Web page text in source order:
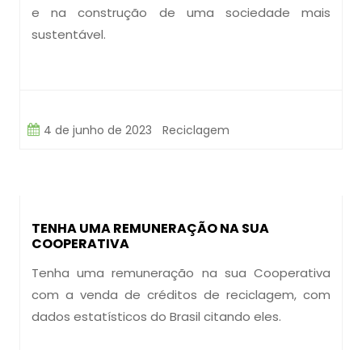
e na construção de uma sociedade mais
sustentável.
4 de junho de 2023 Reciclagem
TENHA UMA REMUNERAÇÃO NA SUA
COOPERATIVA
Tenha uma remuneração na sua Cooperativa
com a venda de créditos de reciclagem, com
dados estatísticos do Brasil citando eles.